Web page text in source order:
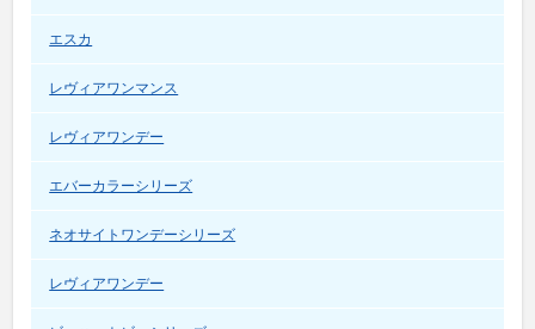
エスカ
レヴィアワンマンス
レヴィアワンデー
エバーカラーシリーズ
ネオサイトワンデーシリーズ
レヴィアワンデー